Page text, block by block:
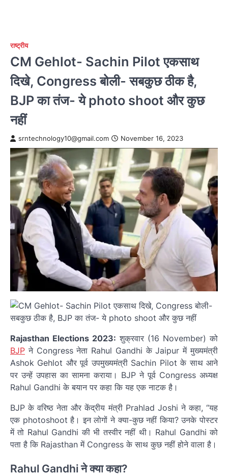
राष्ट्रीय
CM Gehlot- Sachin Pilot एकसाथ
दिखे, Congress बोली- सबकुछ ठीक है,
BJP का तंज- ये photo shoot और कुछ
नहीं
srntechnology10@gmail.com November 16, 2023
Rajasthan Elections 2023: शुक्रवार (16 November) को
BJP ने Congress नेता Rahul Gandhi के Jaipur में मुख्यमंत्री
Ashok Gehlot और पूर्व उपमुख्यमंत्री Sachin Pilot के साथ आने
पर उन्हें उपहास का सामना कराया। BJP ने पूर्व Congress अध्यक्ष
Rahul Gandhi के बयान पर कहा कि यह एक नाटक है।
BJP के वरिष्ठ नेता और केंद्रीय मंत्री Prahlad Joshi ने कहा, “यह
एक photoshoot है। इन लोगों ने क्या-कुछ नहीं किया? उनके पोस्टर
में तो Rahul Gandhi की भी तस्वीर नहीं थी। Rahul Gandhi को
पता है कि Rajasthan में Congress के साथ कुछ नहीं होने वाला है।
Rahul Gandhi ने क्या कहा?